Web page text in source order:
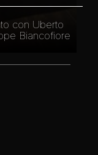
con Uberto
Biancofiore